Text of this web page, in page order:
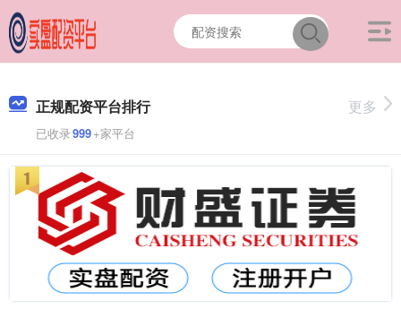
正规配资平台排行
已收录999+家平台
更多